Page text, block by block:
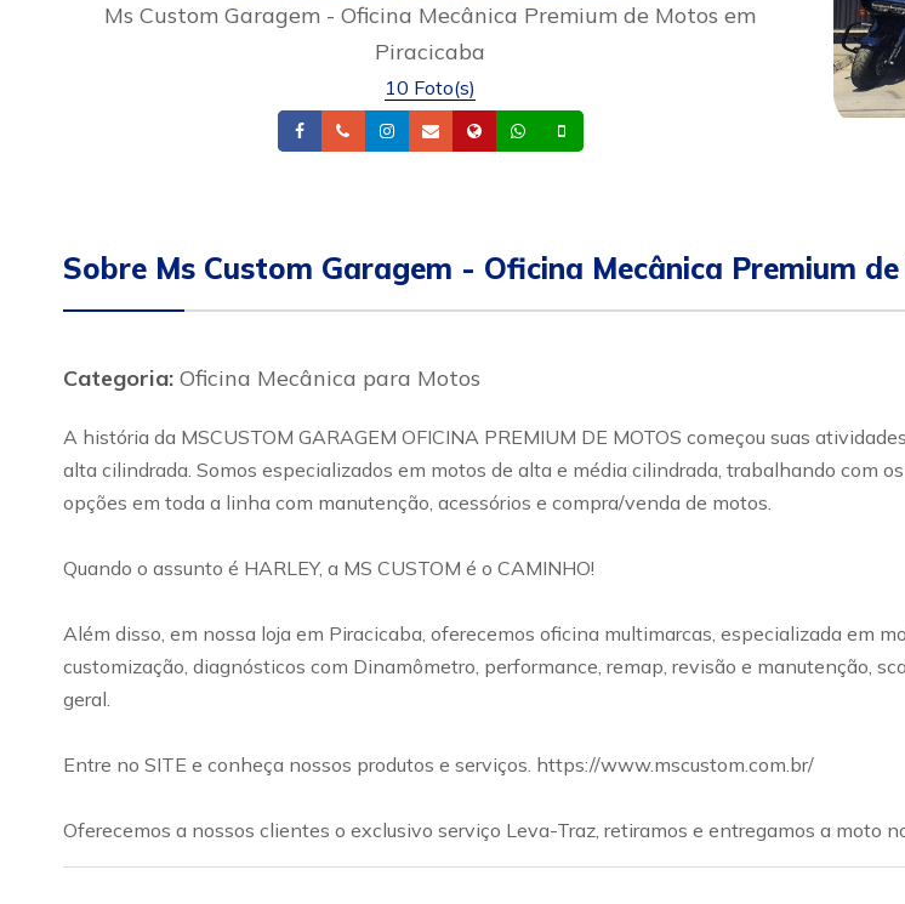
Ms Custom Garagem - Oficina Mecânica Premium de Motos em
Piracicaba
10 Foto(s)
FacebookTelefoneInstagram
Email Site Whatsapp
Sobre Ms Custom Garagem - Oficina Mecânica Premium
Categoria: Oficina Mecânica para Motos
A história da MSCUSTOM GARAGEM OFICINA PREMIUM DE MOTOS começou suas
alta cilindrada. Somos especializados em motos de alta e média cilindrada, trabalhando com
opções em toda a linha com manutenção, acessórios e compra/venda de motos.
Quando o assunto é HARLEY, a MS CUSTOM é o CAMINHO!
Além disso, em nossa loja em Piracicaba, oferecemos oficina multimarcas, especializada em
customização, diagnósticos com Dinamômetro, performance, remap, revisão e manutenção,
geral.
Entre no SITE e conheça nossos produtos e serviços. https://www.mscustom.com.br/
Oferecemos a nossos clientes o exclusivo serviço Leva-Traz, retiramos e entregamos a moto